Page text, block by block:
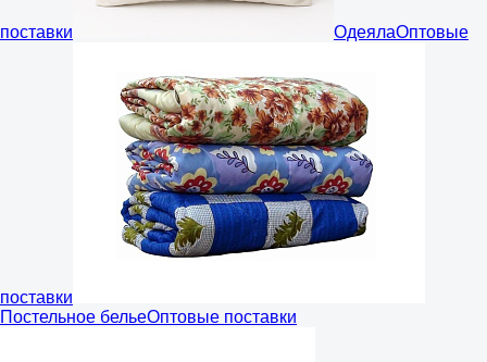
поставки ОдеялаОптовые
поставки
Постельное бельеОптовые поставки